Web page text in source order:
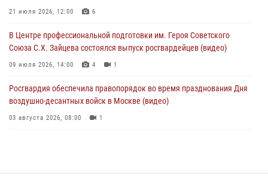
работы подразделений за прошедший месяц
21 июля 2026, 12:00 6
В Центре профессиональной подготовки им. Героя Советского
Союза С.Х. Зайцева состоялся выпуск росгвардейцев (видео)
09 июля 2026, 14:00 4 1
Росгвардия обеспечила правопорядок во время празднования Дня
воздушно-десантных войск в Москве (видео)
03 августа 2026, 08:00 1